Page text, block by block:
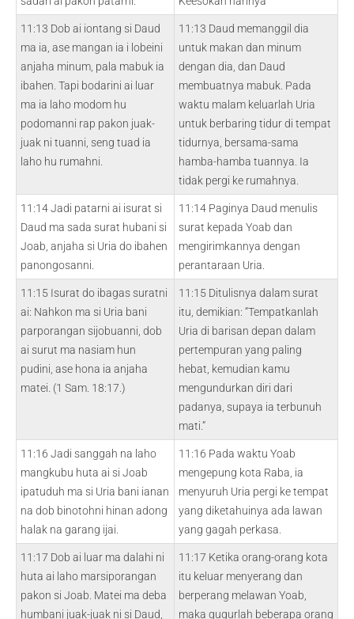
11:13 Dob ai iontang si Daud
ma ia, ase mangan ia i lobeini
anjaha minum, pala mabuk ia
ibahen. Tapi bodarini ai luar
ma ia laho modom hu
podomanni rap pakon juak-
juak ni tuanni, seng tuad ia
laho hu rumahni.
11:13 Daud memanggil dia
untuk makan dan minum
dengan dia, dan Daud
membuatnya mabuk. Pada
waktu malam keluarlah Uria
untuk berbaring tidur di tempat
tidurnya, bersama-sama
hamba-hamba tuannya. Ia
tidak pergi ke rumahnya.
11:14 Jadi patarni ai isurat si
Daud ma sada surat hubani si
Joab, anjaha si Uria do ibahen
panongosanni.
11:14 Paginya Daud menulis
surat kepada Yoab dan
mengirimkannya dengan
perantaraan Uria.
11:15 Isurat do ibagas suratni
ai: Nahkon ma si Uria bani
parporangan sijobuanni, dob
ai surut ma nasiam hun
pudini, ase hona ia anjaha
matei. (1 Sam. 18:17.)
11:15 Ditulisnya dalam surat
itu, demikian: “Tempatkanlah
Uria di barisan depan dalam
pertempuran yang paling
hebat, kemudian kamu
mengundurkan diri dari
padanya, supaya ia terbunuh
mati.”
11:16 Jadi sanggah na laho
mangkubu huta ai si Joab
ipatuduh ma si Uria bani ianan
na dob binotohni hinan adong
halak na garang ijai.
11:16 Pada waktu Yoab
mengepung kota Raba, ia
menyuruh Uria pergi ke tempat
yang diketahuinya ada lawan
yang gagah perkasa.
11:17 Dob ai luar ma dalahi ni
huta ai laho marsiporangan
pakon si Joab. Matei ma deba
humbani juak-juak ni si Daud,
11:17 Ketika orang-orang kota
itu keluar menyerang dan
berperang melawan Yoab,
maka gugurlah beberapa orang